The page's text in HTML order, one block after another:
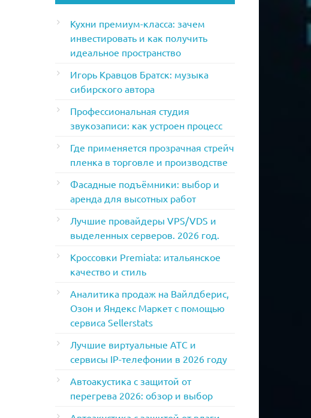
Кухни премиум-класса: зачем
инвестировать и как получить
идеальное пространство
Игорь Кравцов Братск: музыка
сибирского автора
Профессиональная студия
звукозаписи: как устроен процесс
Где применяется прозрачная стрейч
пленка в торговле и производстве
Фасадные подъёмники: выбор и
аренда для высотных работ
Лучшие провайдеры VPS/VDS и
выделенных серверов. 2026 год.
Кроссовки Premiata: итальянское
качество и стиль
Аналитика продаж на Вайлдберис,
Озон и Яндекс Маркет с помощью
сервиса Sellerstats
Лучшие виртуальные АТС и
сервисы IP-телефонии в 2026 году
Автоакустика с защитой от
перегрева 2026: обзор и выбор